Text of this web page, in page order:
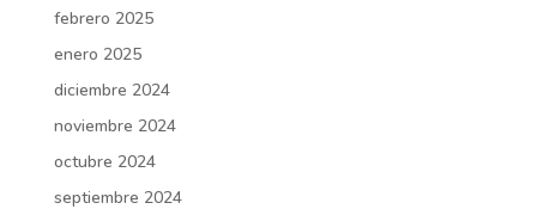
febrero 2025
enero 2025
diciembre 2024
noviembre 2024
octubre 2024
septiembre 2024